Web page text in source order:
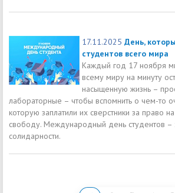
17.11.2025 День,
студентов всего мира
Каждый год 17 ноября
всему миру на минуту
насыщенную жизнь –
лабораторные – чтобы вспомнить о чем-то
которую заплатили их сверстники за право
свободу. Международный день студентов –
солидарности.